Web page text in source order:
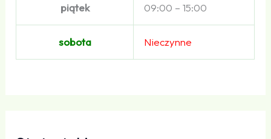
piątek 09:00 – 15:00
sobota Nieczynne